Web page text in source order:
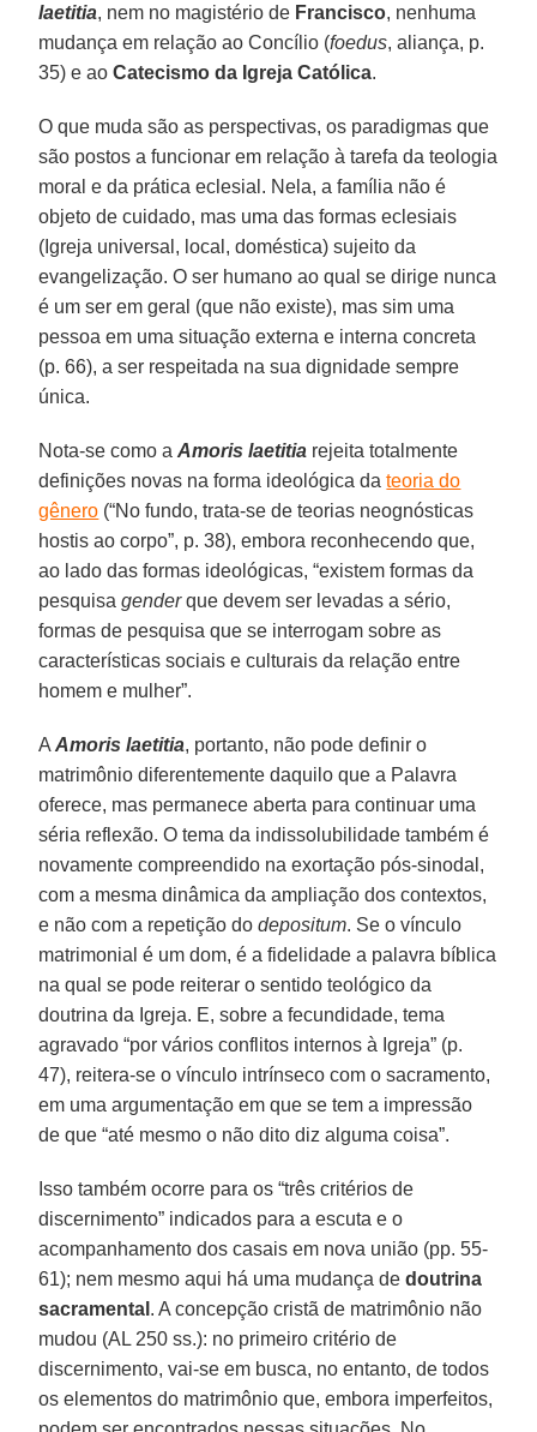
laetitia, nem no magistério de Francisco, nenhuma
mudança em relação ao Concílio (foedus, aliança, p.
35) e aoCatecismo da Igreja Católica.
O que muda são as perspectivas, os paradigmas que
são postos a funcionar em relação à tarefa da teologia
moral e da prática eclesial. Nela, a família não é
objeto de cuidado, mas uma das formas eclesiais
(Igreja universal, local, doméstica) sujeito da
evangelização. O ser humano ao qual se dirige nunca
é um ser em geral (que não existe), mas sim uma
pessoa em uma situação externa e interna concreta
(p. 66), a ser respeitada na sua dignidade sempre
única.
Nota-se como aAmoris laetitia rejeita totalmente
definições novas na forma ideológica dateoria do
gênero (“No fundo, trata-se de teorias neognósticas
hostis ao corpo”, p. 38), embora reconhecendo que,
ao lado das formas ideológicas, “existem formas da
pesquisagenderque devem ser levadas a sério,
formas de pesquisa que se interrogam sobre as
características sociais e culturais da relação entre
homem e mulher”.
AAmoris laetitia, portanto, não pode definir o
matrimônio diferentemente daquilo que a Palavra
oferece, mas permanece aberta para continuar uma
séria reflexão. O tema da indissolubilidade também é
novamente compreendido na exortação pós-sinodal,
com a mesma dinâmica da ampliação dos contextos,
e não com a repetição dodepositum. Se o vínculo
matrimonial é um dom, é a fidelidade a palavra bíblica
na qual se pode reiterar o sentido teológico da
doutrina da Igreja. E, sobre a fecundidade, tema
agravado “por vários conflitos internos à Igreja” (p.
47), reitera-se o vínculo intrínseco com o sacramento,
em uma argumentação em que se tem a impressão
de que “até mesmo o não dito diz alguma coisa”.
Isso também ocorre para os “três critérios de
discernimento” indicados para a escuta e o
acompanhamento dos casais em nova união (pp. 55-
61); nem mesmo aqui há uma mudança dedoutrina
sacramental . A concepção cristã de matrimônio não
mudou (AL 250 ss.): no primeiro critério de
discernimento, vai-se em busca, no entanto, de todos
os elementos do matrimônio que, embora imperfeitos,